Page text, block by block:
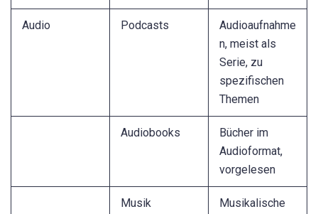
Audio Podcasts
Audioaufnahme
n, meist als
Serie, zu
spezifischen
Themen
Audiobooks
Bücher im
Audioformat,
vorgelesen
Musik
Musikalische